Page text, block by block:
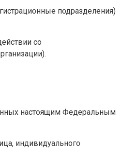
подразделения)
со
настоящим Федеральным
индивидуального